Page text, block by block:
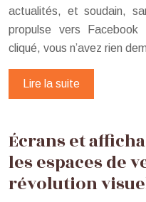
actualités, et soudain,
propulse vers Facebook
cliqué, vous n’avez rien
Lire la suite
Écrans et
les espaces de
révolution